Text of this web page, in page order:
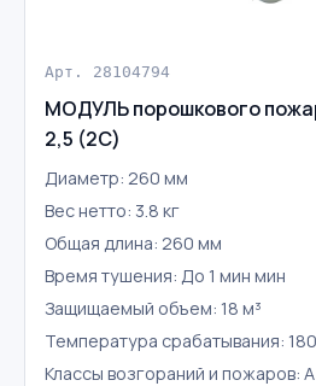
Арт. 28104794
МОДУЛЬ порошкового
2,5 (2С)
Диаметр: 260 мм
Вес нетто: 3.8 кг
Общая длина: 260 мм
Время тушения: До 1 мин мин
Защищаемый объем: 18 м³
Температура срабатывания:
Классы возгораний и пожаров: A